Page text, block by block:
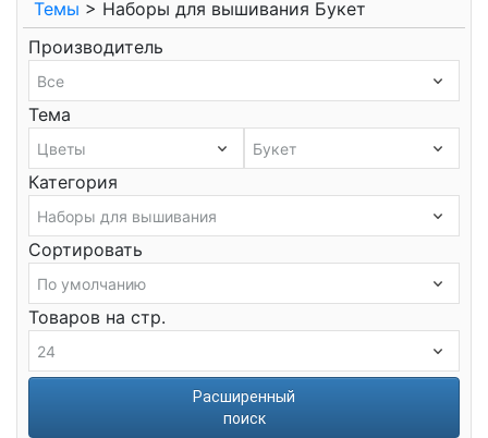
Темы > Наборы для вышивания Букет
Производитель
Тема
Категория
Сортировать
Товаров на стр.
Расширенный
поиск